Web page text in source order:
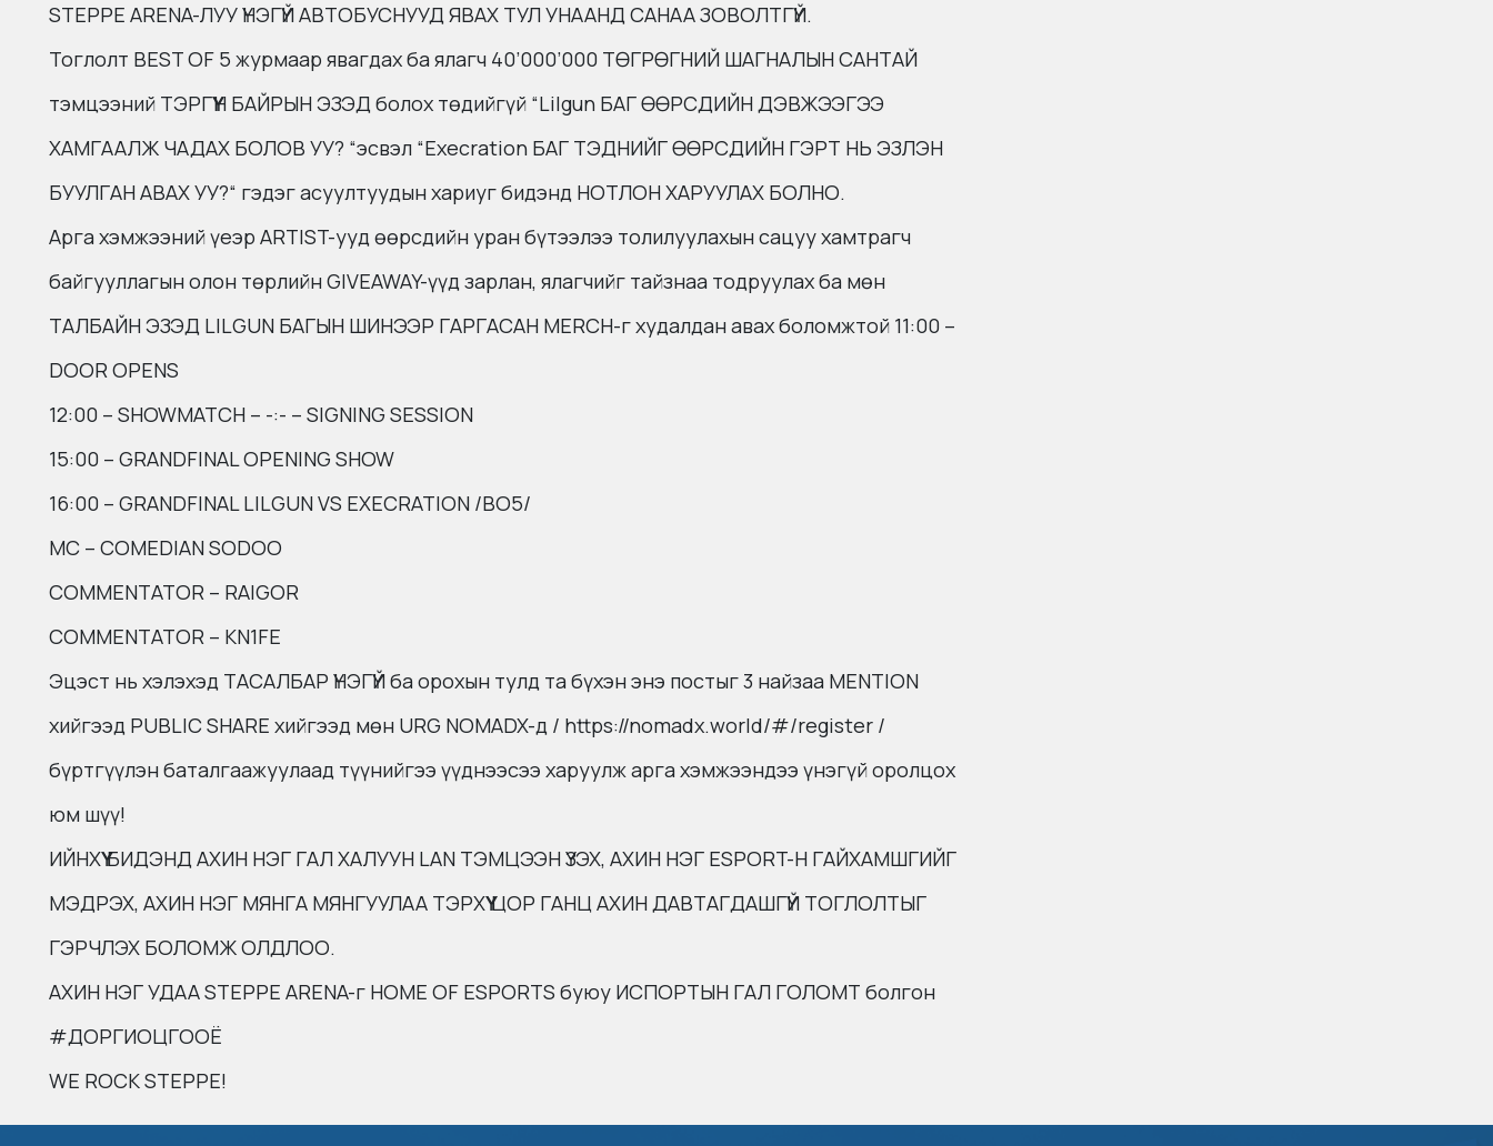
STEPPE ARENA-ЛУУ ҮНЭГҮЙ АВТОБУСНУУД ЯВАХ ТУЛ УНААНД САНАА ЗОВОЛТГҮЙ.
Тоглолт BEST OF 5 журмаар явагдах ба ялагч 40’000’000 ТӨГРӨГНИЙ ШАГНАЛЫН САНТАЙ
тэмцээний ТЭРГҮҮН БАЙРЫН ЭЗЭД болох төдийгүй “Lilgun БАГ ӨӨРСДИЙН ДЭВЖЭЭГЭЭ
ХАМГААЛЖ ЧАДАХ БОЛОВ УУ? “эсвэл “Execration БАГ ТЭДНИЙГ ӨӨРСДИЙН ГЭРТ НЬ ЭЗЛЭН
БУУЛГАН АВАХ УУ?“ гэдэг асуултуудын хариуг бидэнд НОТЛОН ХАРУУЛАХ БОЛНО.
Арга хэмжээний үеэр ARTIST-ууд өөрсдийн уран бүтээлээ толилуулахын сацуу хамтрагч
байгууллагын олон төрлийн GIVEAWAY-үүд зарлан, ялагчийг тайзнаа тодруулах ба мөн
ТАЛБАЙН ЭЗЭД LILGUN БАГЫН ШИНЭЭР ГАРГАСАН MERCH-г худалдан авах боломжтой 11:00 –
DOOR OPENS
12:00 – SHOWMATCH – -:- – SIGNING SESSION
15:00 – GRANDFINAL OPENING SHOW
16:00 – GRANDFINAL LILGUN VS EXECRATION /BO5/
MC – COMEDIAN SODOO
COMMENTATOR – RAIGOR
COMMENTATOR – KN1FE
Эцэст нь хэлэхэд ТАСАЛБАР ҮНЭГҮЙ ба орохын тулд та бүхэн энэ постыг 3 найзаа MENTION
хийгээд PUBLIC SHARE хийгээд мөн URG NOMADX-д / https://nomadx.world/#/register /
бүртгүүлэн баталгаажуулаад түүнийгээ үүднээсээ харуулж арга хэмжээндээ үнэгүй оролцох
юм шүү!
ИЙНХҮҮ БИДЭНД АХИН НЭГ ГАЛ ХАЛУУН LAN ТЭМЦЭЭН ҮЗЭХ, АХИН НЭГ ESPORT-Н ГАЙХАМШГИЙГ
МЭДРЭХ, АХИН НЭГ МЯНГА МЯНГУУЛАА ТЭРХҮҮ ЦОР ГАНЦ АХИН ДАВТАГДАШГҮЙ ТОГЛОЛТЫГ
ГЭРЧЛЭХ БОЛОМЖ ОЛДЛОО.
АХИН НЭГ УДАА STEPPE ARENA-г HOME OF ESPORTS буюу ИСПОРТЫН ГАЛ ГОЛОМТ болгон
#ДОРГИОЦГООЁ
WE ROCK STEPPE!